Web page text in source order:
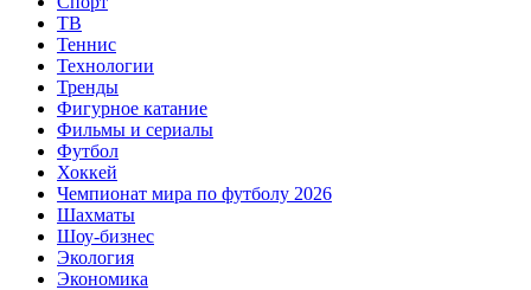
ТВ
Теннис
Технологии
Тренды
Фигурное катание
Фильмы и сериалы
Футбол
Хоккей
Чемпионат мира по футболу 2026
Шахматы
Шоу-бизнес
Экология
Экономика